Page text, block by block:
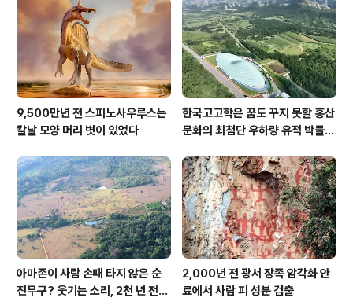
9,500만년 전 스피노사우루스는
칼날 모양 머리 볏이 있었다
한국고고학은 꿈도 꾸지 못할 홍산
문화의 최첨단 우하량 유적 박물관
아마존이 사람 손때 타지 않은 순
진무구? 웃기는 소리, 2천 년 전에
2,000년 전 광서 장족 암각화 안
료에서 사람 피 성분 검출